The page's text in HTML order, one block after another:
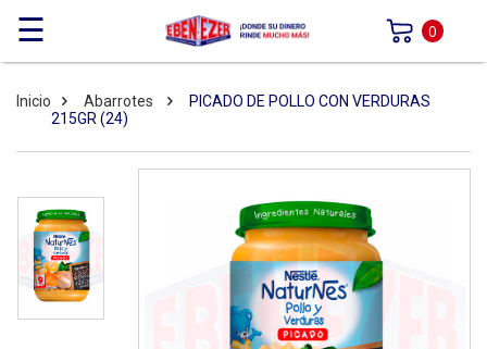
☰ 0
Inicio Abarrotes
PICADO DE POLLO CON VERDURAS
215GR (24)